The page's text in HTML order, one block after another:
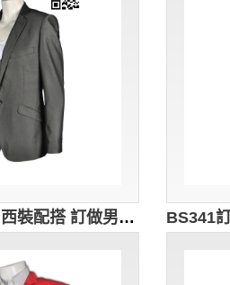
BS342訂購男西裝配搭 訂做男西裝外套 西裝褸 袖長 男西裝 brand 訂造男性西裝 西裝外套專門店